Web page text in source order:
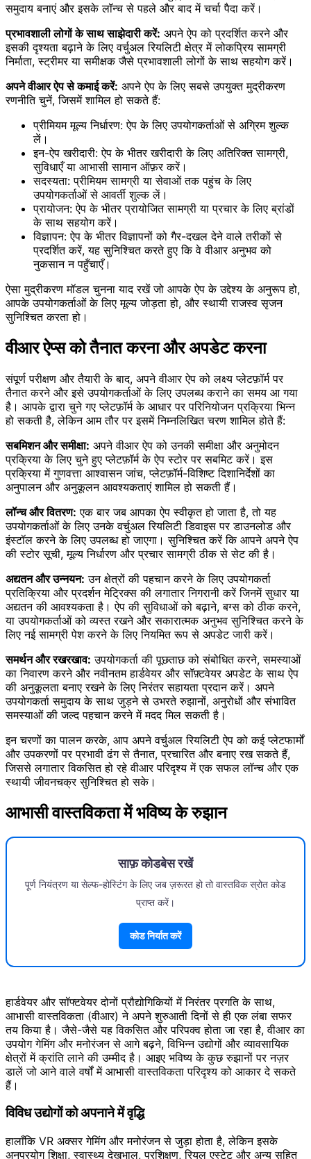
समुदाय बनाएं और इसके लॉन्च से पहले और बाद में चर्चा पैदा करें।
प्रभावशाली लोगों के साथ साझेदारी करें: अपने ऐप को प्रदर्शित करने और
इसकी दृश्यता बढ़ाने के लिए वर्चुअल रियलिटी क्षेत्र में लोकप्रिय सामग्री
निर्माता, स्ट्रीमर या समीक्षक जैसे प्रभावशाली लोगों के साथ सहयोग करें।
अपने वीआर ऐप से कमाई करें: अपने ऐप के लिए सबसे उपयुक्त मुद्रीकरण
रणनीति चुनें, जिसमें शामिल हो सकते हैं:
प्रीमियम मूल्य निर्धारण: ऐप के लिए उपयोगकर्ताओं से अग्रिम शुल्क
लें।
इन-ऐप खरीदारी: ऐप के भीतर खरीदारी के लिए अतिरिक्त सामग्री,
सुविधाएँ या आभासी सामान ऑफ़र करें।
सदस्यता: प्रीमियम सामग्री या सेवाओं तक पहुंच के लिए
उपयोगकर्ताओं से आवर्ती शुल्क लें।
प्रायोजन: ऐप के भीतर प्रायोजित सामग्री या प्रचार के लिए ब्रांडों
के साथ सहयोग करें।
विज्ञापन: ऐप के भीतर विज्ञापनों को गैर-दखल देने वाले तरीकों से
प्रदर्शित करें, यह सुनिश्चित करते हुए कि वे वीआर अनुभव को
नुकसान न पहुँचाएँ।
ऐसा मुद्रीकरण मॉडल चुनना याद रखें जो आपके ऐप के उद्देश्य के अनुरूप हो,
आपके उपयोगकर्ताओं के लिए मूल्य जोड़ता हो, और स्थायी राजस्व सृजन
सुनिश्चित करता हो।
वीआर ऐप्स को तैनात करना और अपडेट करना
संपूर्ण परीक्षण और तैयारी के बाद, अपने वीआर ऐप को लक्ष्य प्लेटफ़ॉर्म पर
तैनात करने और इसे उपयोगकर्ताओं के लिए उपलब्ध कराने का समय आ गया
है। आपके द्वारा चुने गए प्लेटफ़ॉर्म के आधार पर परिनियोजन प्रक्रिया भिन्न
हो सकती है, लेकिन आम तौर पर इसमें निम्नलिखित चरण शामिल होते हैं:
सबमिशन और समीक्षा: अपने वीआर ऐप को उनकी समीक्षा और अनुमोदन
प्रक्रिया के लिए चुने हुए प्लेटफ़ॉर्म के ऐप स्टोर पर सबमिट करें। इस
प्रक्रिया में गुणवत्ता आश्वासन जांच, प्लेटफ़ॉर्म-विशिष्ट दिशानिर्देशों का
अनुपालन और अनुकूलन आवश्यकताएं शामिल हो सकती हैं।
लॉन्च और वितरण: एक बार जब आपका ऐप स्वीकृत हो जाता है, तो यह
उपयोगकर्ताओं के लिए उनके वर्चुअल रियलिटी डिवाइस पर डाउनलोड और
इंस्टॉल करने के लिए उपलब्ध हो जाएगा। सुनिश्चित करें कि आपने अपने ऐप
की स्टोर सूची, मूल्य निर्धारण और प्रचार सामग्री ठीक से सेट की है।
अद्यतन और उन्नयन: उन क्षेत्रों की पहचान करने के लिए उपयोगकर्ता
प्रतिक्रिया और प्रदर्शन मेट्रिक्स की लगातार निगरानी करें जिनमें सुधार या
अद्यतन की आवश्यकता है। ऐप की सुविधाओं को बढ़ाने, बग्स को ठीक करने,
या उपयोगकर्ताओं को व्यस्त रखने और सकारात्मक अनुभव सुनिश्चित करने के
लिए नई सामग्री पेश करने के लिए नियमित रूप से अपडेट जारी करें।
समर्थन और रखरखाव: उपयोगकर्ता की पूछताछ को संबोधित करने, समस्याओं
का निवारण करने और नवीनतम हार्डवेयर और सॉफ़्टवेयर अपडेट के साथ ऐप
की अनुकूलता बनाए रखने के लिए निरंतर सहायता प्रदान करें। अपने
उपयोगकर्ता समुदाय के साथ जुड़ने से उभरते रुझानों, अनुरोधों और संभावित
समस्याओं की जल्द पहचान करने में मदद मिल सकती है।
इन चरणों का पालन करके, आप अपने वर्चुअल रियलिटी ऐप को कई प्लेटफार्मों
और उपकरणों पर प्रभावी ढंग से तैनात, प्रचारित और बनाए रख सकते हैं,
जिससे लगातार विकसित हो रहे वीआर परिदृश्य में एक सफल लॉन्च और एक
स्थायी जीवनचक्र सुनिश्चित हो सके।
आभासी वास्तविकता में भविष्य के रुझान
साफ़ कोडबेस रखें
पूर्ण नियंत्रण या सेल्फ-होस्टिंग के लिए जब ज़रूरत हो तो वास्तविक स्रोत कोड
प्राप्त करें।
कोड निर्यात करें
हार्डवेयर और सॉफ्टवेयर दोनों प्रौद्योगिकियों में निरंतर प्रगति के साथ,
आभासी वास्तविकता (वीआर) ने अपने शुरुआती दिनों से ही एक लंबा सफर
तय किया है। जैसे-जैसे यह विकसित और परिपक्व होता जा रहा है, वीआर का
उपयोग गेमिंग और मनोरंजन से आगे बढ़ने, विभिन्न उद्योगों और व्यावसायिक
क्षेत्रों में क्रांति लाने की उम्मीद है। आइए भविष्य के कुछ रुझानों पर नज़र
डालें जो आने वाले वर्षों में आभासी वास्तविकता परिदृश्य को आकार दे सकते
हैं।
विविध उद्योगों को अपनाने में वृद्धि
हालाँकि VR अक्सर गेमिंग और मनोरंजन से जुड़ा होता है, लेकिन इसके
अनुप्रयोग शिक्षा, स्वास्थ्य देखभाल, प्रशिक्षण, रियल एस्टेट और अन्य सहित